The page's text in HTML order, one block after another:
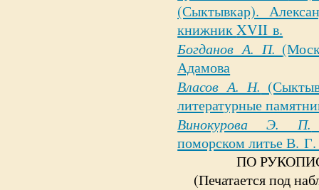
(Сыктывкар).
книжникXVII в.
Богданов А. П.
Адамова
Власов А. Н.
литературные
Винокурова Э. П.
поморском литье В.
ПО
(Печатается под